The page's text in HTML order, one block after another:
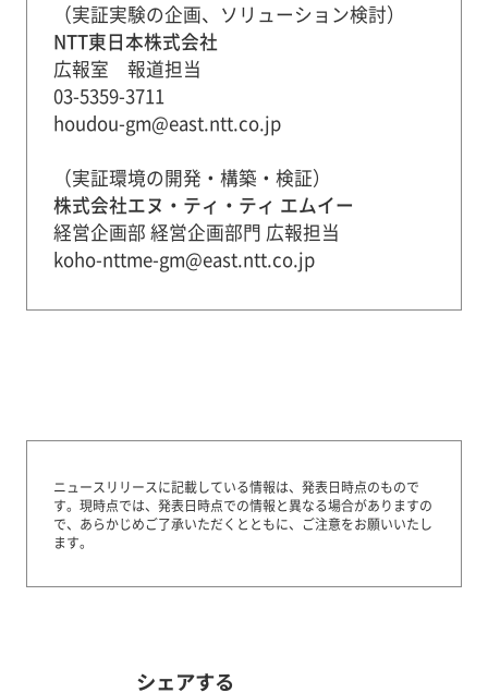
（実証実験の企画、ソリューション検討）
NTT東日本株式会社
広報室 報道担当
03-5359-3711
houdou-gm@east.ntt.co.jp
（実証環境の開発・構築・検証）
株式会社エヌ・ティ・ティ エムイー
経営企画部 経営企画部門 広報担当
koho-nttme-gm@east.ntt.co.jp
ニュースリリースに記載している情報は、発表日時点のもので
す。 現時点では、発表日時点での情報と異なる場合がありますの
で、あらかじめご了承いただくとともに、ご注意をお願いいたし
ます。
シェアする